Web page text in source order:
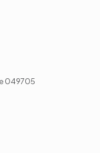
049705